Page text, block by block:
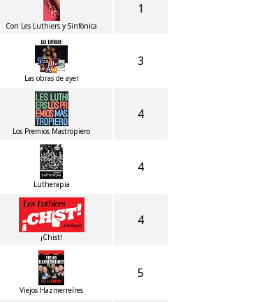
Con Les Luthiers y Sinfónica
1
Las obras de ayer
3
Los Premios Mastropiero
4
Lutherapia
4
¡Chist!
4
Viejos Hazmerreíres
5